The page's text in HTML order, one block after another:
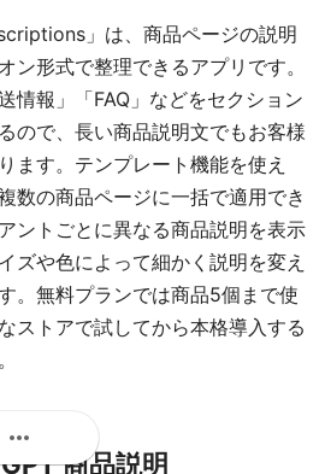
」は、商品ページの説明
ン形式で整理できるアプリです。
情報」「FAQ」などをセクション
ので、長い商品説明文でもお客様
ます。テンプレート機能を使え
数の商品ページに一括で適用でき
ントごとに異なる商品説明を表示
ズや色によって細かく説明を変え
。無料プランでは商品5個まで使
ストアで試してから本格導入する
商品説明
more_horiz